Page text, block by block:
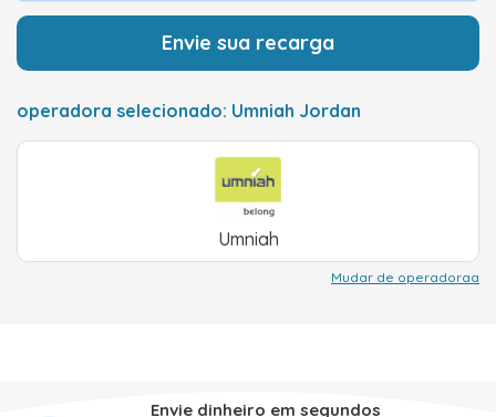
Envie sua recarga
operadora selecionado: Umniah Jordan
Umniah
Mudar de operadoraa
Envie dinheiro em segundos